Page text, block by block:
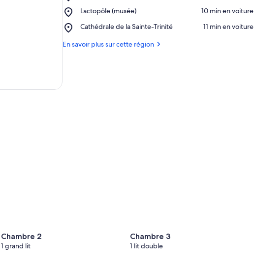
Jardin
la
Lactopôle (musée)
Place,
(musée)
‪10 min en voiture‬
Cathédrale de la Sainte-Trinité
Place,
de
‪11 min en voiture‬
En savoir plus sur cette région
Chambre 2
1 grand lit
Chambre 3
1 lit double